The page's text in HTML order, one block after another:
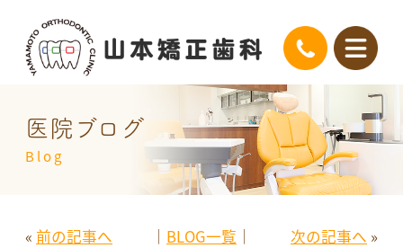
医院ブログ
Blog
« 前の記事へ │ BLOG一覧 │ 次の記事へ »